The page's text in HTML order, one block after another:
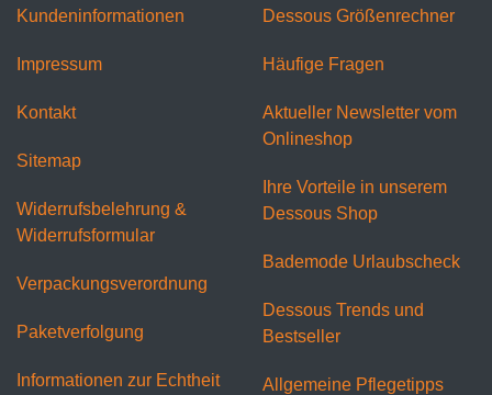
Kundeninformationen
Impressum
Kontakt
Sitemap
Widerrufsbelehrung &
Widerrufsformular
Verpackungsverordnung
Paketverfolgung
Informationen zur Echtheit
Dessous Größenrechner
Häufige Fragen
Aktueller Newsletter vom
Onlineshop
Ihre Vorteile in unserem
Dessous Shop
Bademode Urlaubscheck
Dessous Trends und
Bestseller
Allgemeine Pflegetipps